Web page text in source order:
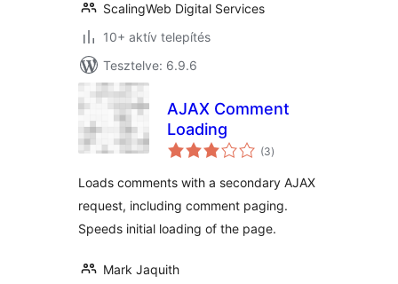
ScalingWeb Digital Services
10+ aktív telepítés
Tesztelve: 6.9.6
AJAX Comment
Loading
(3értékelés
összesen
)
Loads comments with a secondary AJAX
request, including comment paging.
Speeds initial loading of the page.
Mark Jaquith